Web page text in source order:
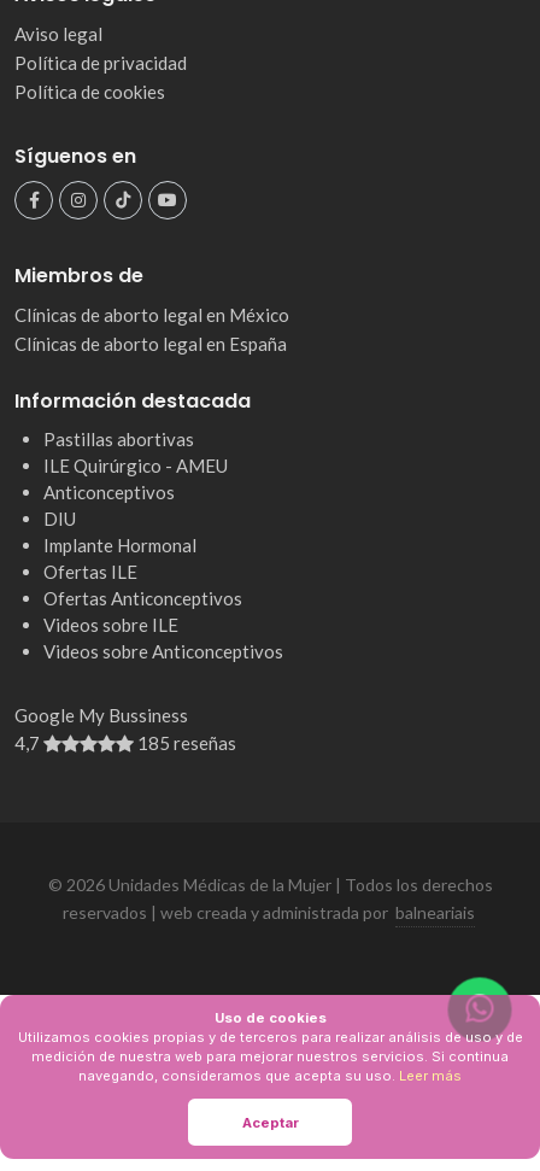
Aviso legal
Política de privacidad
Política de cookies
Síguenos en
Miembros de
Clínicas de aborto legal en México
Clínicas de aborto legal en España
Información destacada
Pastillas abortivas
ILE Quirúrgico - AMEU
Anticonceptivos
DIU
Implante Hormonal
Ofertas ILE
Ofertas Anticonceptivos
Videos sobre ILE
Videos sobre Anticonceptivos
Google My Bussiness
4,7
185 reseñas
© 2026 Unidades Médicas de la Mujer | Todos los derechos
reservados | web creada y administrada por balneariais
Uso de cookies
Utilizamos cookies propias y de terceros para realizar análisis de uso y de
medición de nuestra web para mejorar nuestros servicios. Si continua
navegando, consideramos que acepta su uso. Leer más
Aceptar